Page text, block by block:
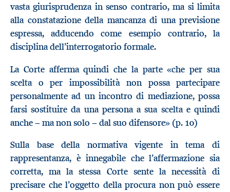
vasta giurisprudenza in senso contrario, ma si limita
alla constatazione della mancanza di una previsione
espressa, adducendo come esempio contrario, la
disciplina dell’interrogatorio formale.
La Corte afferma quindi che la parte «che per sua
scelta o per impossibilità non possa partecipare
personalmente ad un incontro di mediazione, possa
farsi sostituire da una persona a sua scelta e quindi
anche − ma non solo − dal suo difensore» (p. 10)
Sulla base della normativa vigente in tema di
rappresentanza, è innegabile che l’affermazione sia
corretta, ma la stessa Corte sente la necessità di
precisare che l’oggetto della procura non può essere